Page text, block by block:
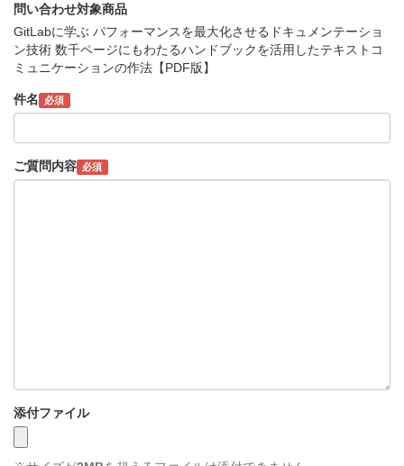
問い合わせ対象商品
GitLabに学ぶ パフォーマンスを最大化させるドキュメンテーショ
ン技術 数千ページにもわたるハンドブックを活用したテキストコ
ミュニケーションの作法【PDF版】
件名 必須
ご質問内容 必須
添付ファイル